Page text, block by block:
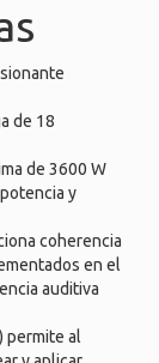
de 18
de 3600 W
y
coherencia
en el
auditiva
permite al